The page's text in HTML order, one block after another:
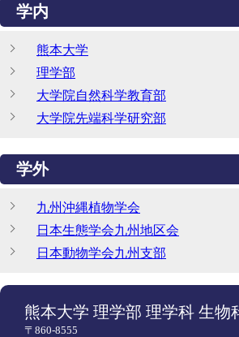
学内
熊本大学
理学部
大学院自然科学教育部
大学院先端科学研究部
学外
九州沖縄植物学会
日本生態学会九州地区会
日本動物学会九州支部
熊本大学 理学部 理学科 生物
〒860-8555